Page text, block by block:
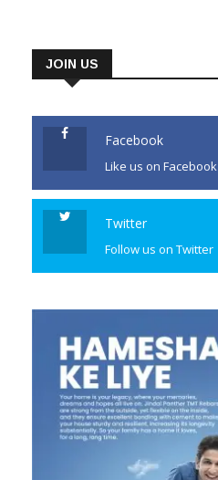
JOIN US
Facebook
Like us on Facebook
Twitter
Follow us on Twitter